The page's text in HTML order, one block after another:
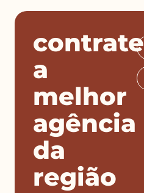
contrate
a
melhor
agência
da
região